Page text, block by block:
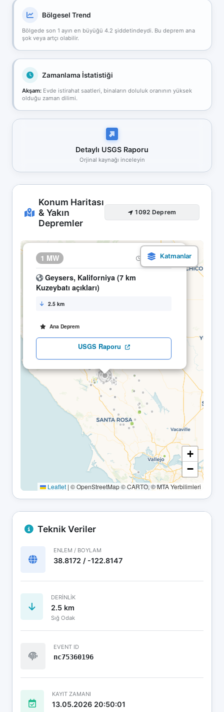
Bölgesel Trend
Bölgede son 1 ayın en büyüğü 4.2 şiddetindeydi. Bu deprem ana
şok veya artçı olabilir.
Zamanlama İstatistiği
Akşam: Evde istirahat saatleri, binaların doluluk oranının yüksek
olduğu zaman dilimi.
Detaylı USGS Raporu
Orjinal kaynağı inceleyin
Konum Haritası
& Yakın
Depremler
1092 Deprem
1 MW 13.05 23:47
Geysers, Kaliforniya (7 km
Kuzeybatı açıkları)
2.5 km
Ana Deprem
USGS Raporu
×
+
−
Leaflet | © OpenStreetMap © CARTO, © MTA Yerbilimleri
Teknik Veriler
ENLEM / BOYLAM
38.8172 / -122.8147
DERINLIK
2.5 km
Sığ Odak
EVENT ID
nc75360196
KAYIT ZAMANI
13.05.2026 20:50:01